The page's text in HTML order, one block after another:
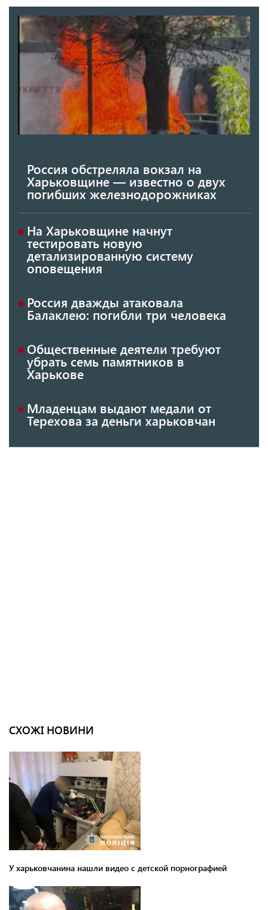
Россия обстреляла вокзал на
Харьковщине — известно о двух
погибших железнодорожниках
На Харьковщине начнут
тестировать новую
детализированную систему
оповещения
Россия дважды атаковала
Балаклею: погибли три человека
Общественные деятели требуют
убрать семь памятников в
Харькове
Младенцам выдают медали от
Терехова за деньги харьковчан
СХОЖІ НОВИНИ
У харьковчанина нашли видео с детской порнографией